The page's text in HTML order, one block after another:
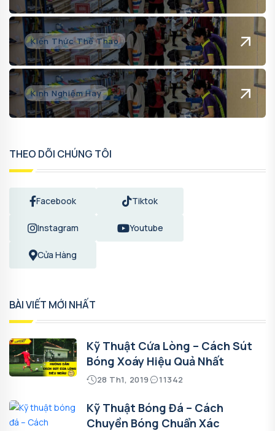
Kiến Thức Thể Thao
Kinh Nghiệm Hay
THEO DÕI CHÚNG TÔI
Facebook Tiktok
Instagram Youtube
Cửa Hàng
BÀI VIẾT MỚI NHẤT
Kỹ Thuật Cứa Lòng – Cách Sút
Bóng Xoáy Hiệu Quả Nhất
28 Th1, 2019 11342
Kỹ Thuật Bóng Đá – Cách
Chuyền Bóng Chuẩn Xác